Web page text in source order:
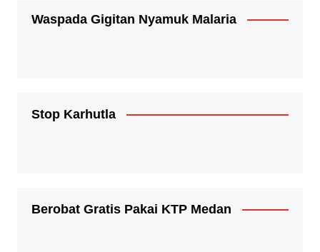
Waspada Gigitan Nyamuk Malaria
Stop Karhutla
Berobat Gratis Pakai KTP Medan